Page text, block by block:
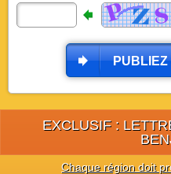
PUBLIEZ
EXCLUSIF :
Chaque région doit